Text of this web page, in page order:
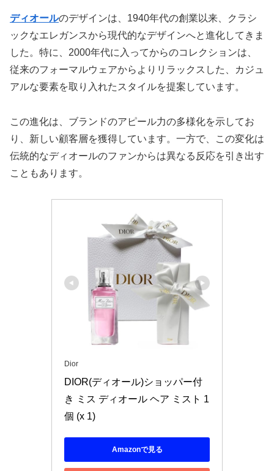
ディオールのデザインは、1940年代の創業以来、クラシ
ックなエレガンスから現代的なデザインへと進化してきま
した。特に、2000年代に入ってからのコレクションは、
従来のフォーマルウェアからよりリラックスした、カジュ
アルな要素を取り入れたスタイルを提案しています。
この進化は、ブランドのアピール力の多様化を示してお
り、新しい顧客層を獲得しています。一方で、この変化は
伝統的なディオールのファンからは異なる反応を引き出す
こともあります。
Dior
DIOR(ディオール)ショッパー付
き ミス ディオール ヘア ミスト 1
個 (x 1)
Amazonで見る